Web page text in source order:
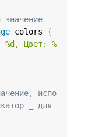
colors {
%d, Цвет: %
испо
_ для